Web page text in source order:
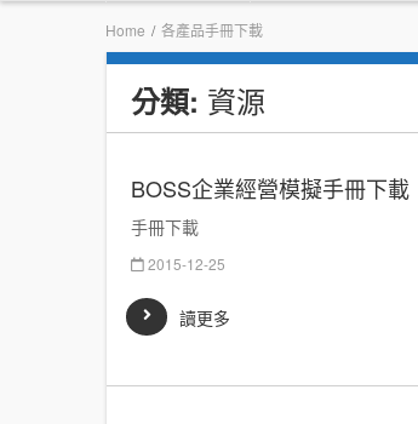
Home / 各產品手冊下載
分類: 資源
BOSS企業經營模擬手冊下載
手冊下載
2015-12-25
讀更多